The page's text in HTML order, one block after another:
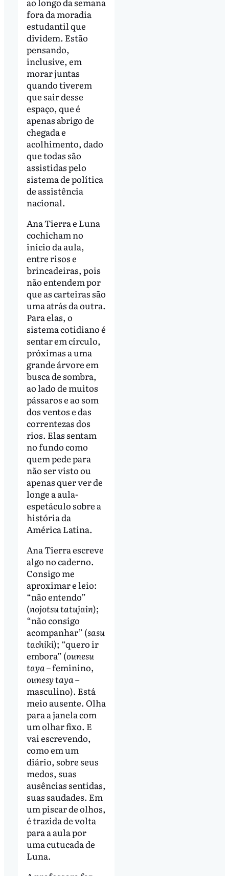
fora da moradia
estudantil que
dividem. Estão
pensando,
inclusive, em
morar juntas
quando tiverem
que sair desse
espaço, que é
apenas abrigo de
chegada e
acolhimento, dado
que todas são
assistidas pelo
sistema de política
de assistência
nacional.
Ana Tierra e Luna
cochicham no
início da aula,
entre risos e
brincadeiras, pois
não entendem por
que as carteiras são
uma atrás da outra.
Para elas, o
sistema cotidiano é
sentar em círculo,
próximas a uma
grande árvore em
busca de sombra,
ao lado de muitos
pássaros e ao som
dos ventos e das
correntezas dos
rios. Elas sentam
no fundo como
quem pede para
não ser visto ou
apenas quer ver de
longe a aula-
espetáculo sobre a
história da
América Latina.
Ana Tierra escreve
algo no caderno.
Consigo me
aproximar e leio:
“não entendo”
(nojotsu tatujain);
“não consigo
acompanhar” (sasu
tachiki); “quero ir
embora” (ounesu
taya– feminino,
ounesy taya–
masculino). Está
meio ausente. Olha
para a janela com
um olhar fixo. E
vai escrevendo,
como em um
diário, sobre seus
medos, suas
ausências sentidas,
suas saudades. Em
um piscar de olhos,
é trazida de volta
para a aula por
uma cutucada de
Luna.